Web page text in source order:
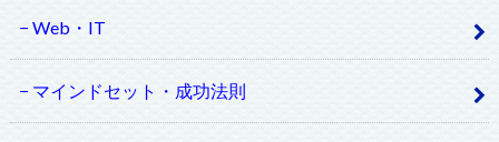
Web・IT
マインドセット・成功法則